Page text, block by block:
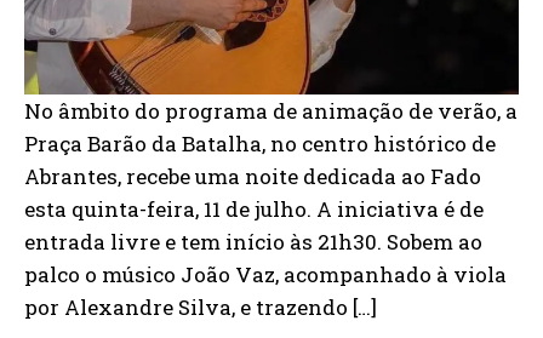
No âmbito do programa de animação de verão, a
Praça Barão da Batalha, no centro histórico de
Abrantes, recebe uma noite dedicada ao Fado
esta quinta-feira, 11 de julho. A iniciativa é de
entrada livre e tem início às 21h30. Sobem ao
palco o músico João Vaz, acompanhado à viola
por Alexandre Silva, e trazendo […]